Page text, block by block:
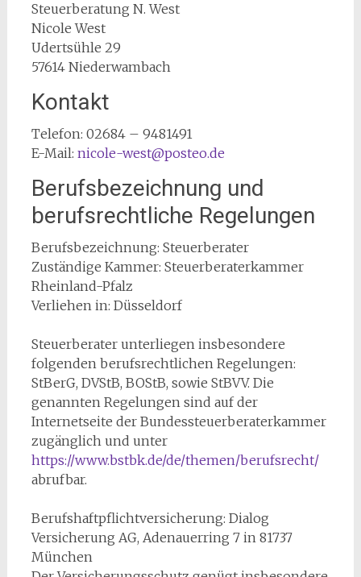
Steuerberatung N. West
Nicole West
Udertsühle 29
57614 Niederwambach
Kontakt
Telefon: 02684 – 9481491
E-Mail: nicole-west@posteo.de
Berufsbezeichnung und
berufsrechtliche Regelungen
Berufsbezeichnung: Steuerberater
Zuständige Kammer: Steuerberaterkammer
Rheinland-Pfalz
Verliehen in: Düsseldorf
Steuerberater unterliegen insbesondere
folgenden berufsrechtlichen Regelungen:
StBerG, DVStB, BOStB, sowie StBVV. Die
genannten Regelungen sind auf der
Internetseite der Bundessteuerberaterkammer
zugänglich und unter
https://www.bstbk.de/de/themen/berufsrecht/
abrufbar.
Berufshaftpflichtversicherung: Dialog
Versicherung AG, Adenauerring 7 in 81737
München